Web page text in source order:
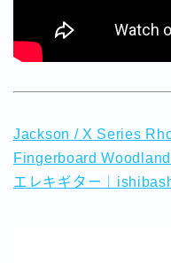
Jackson / X Series
Fingerboard
エレキギター｜